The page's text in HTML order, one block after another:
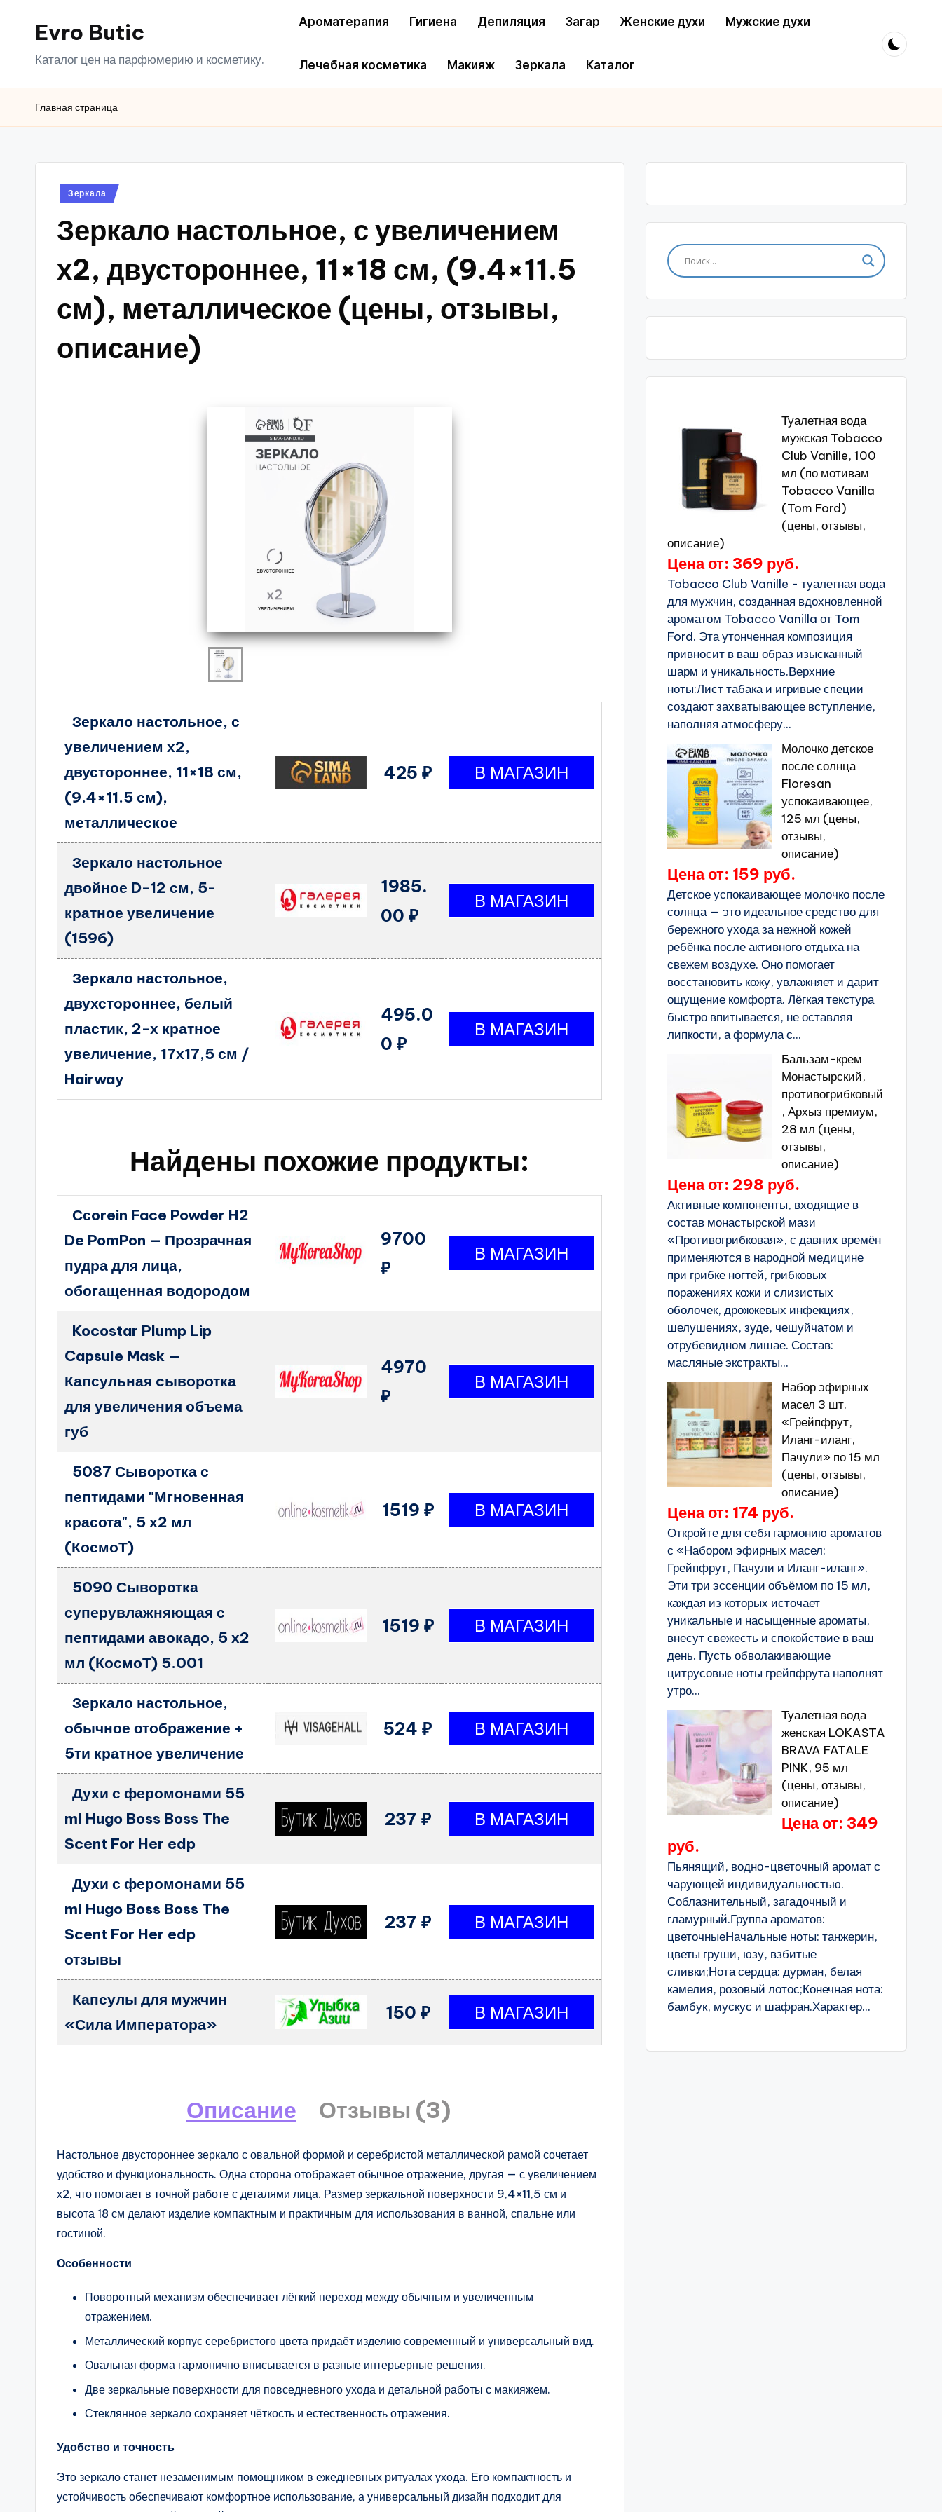
ПерейтиEvro Butic
Каталог цен на парфюмерию и косметику.
Ароматерапия Гигиена Депиляция Загар Женские духи Мужские духи
Лечебная косметика Макияж Зеркала Каталог
Главная страница
Опубликовано
Зеркала
Зеркало настольное, с увеличением
х2, двустороннее, 11×18 см, (9.4×11.5
см), металлическое (цены, отзывы,
описание)
Зеркало настольное, с
увеличением х2,
двустороннее, 11×18 см,
(9.4×11.5 см),
металлическое
425 ₽
Зеркало настольное
двойное D-12 см, 5-
кратное увеличение
(1596)
1985.
00 ₽
Зеркало настольное,
двухстороннее, белый
пластик, 2-х кратное
увеличение, 17х17,5 см /
Hairway
495.0
0 ₽
Найдены похожие продукты:
Ссorein Face Powder H2
De PomPon — Прозрачная
пудра для лица,
обогащенная водородом
9700
₽
Kocostar Plump Lip
Capsule Mask —
Капсульная cыворотка
для увеличения объема
губ
4970
₽
5087 Сыворотка с
пептидами "Мгновенная
красота", 5 х2 мл
(КосмоТ)
1519 ₽
5090 Сыворотка
суперувлажняющая с
пептидами авокадо, 5 х2
мл (КосмоТ) 5.001
1519 ₽
Зеркало настольное,
обычное отображение +
5ти кратное увеличение
524 ₽
Духи с феромонами 55
ml Hugo Boss Boss The
Scent For Her edp
237 ₽
Духи с феромонами 55
ml Hugo Boss Boss The
Scent For Her edp
отзывы
237 ₽
Капсулы для мужчин
«Сила Императора»
150 ₽
Описание Отзывы (3)
Настольное двустороннее зеркало с овальной формой и серебристой металлической рамой сочетает
удобство и функциональность. Одна сторона отображает обычное отражение, другая — с увеличением
х2, что помогает в точной работе с деталями лица. Размер зеркальной поверхности 9,4×11,5 см и
высота 18 см делают изделие компактным и практичным для использования в ванной, спальне или
гостиной.
Особенности
Поворотный механизм обеспечивает лёгкий переход между обычным и увеличенным
отражением.
Металлический корпус серебристого цвета придаёт изделию современный и универсальный вид.
Овальная форма гармонично вписывается в разные интерьерные решения.
Две зеркальные поверхности для повседневного ухода и детальной работы с макияжем.
Стеклянное зеркало сохраняет чёткость и естественность отражения.
Удобство и точность
Это зеркало станет незаменимым помощником в ежедневных ритуалах ухода. Его компактность и
устойчивость обеспечивают комфортное использование, а универсальный дизайн подходит для
Туалетная вода
мужская Tobacco
Club Vanille, 100
мл (по мотивам
Tobacco Vanilla
(Tom Ford)
(цены, отзывы,
описание)
Цена от: 369 руб.
Tobacco Club Vanille - туалетная вода
для мужчин, созданная вдохновленной
ароматом Tobacco Vanilla от Tom
Ford. Эта утонченная композиция
привносит в ваш образ изысканный
шарм и уникальность.Верхние
ноты:Лист табака и игривые специи
создают захватывающее вступление,
наполняя атмосферу...
Молочко детское
после солнца
Floresan
успокаивающее,
125 мл (цены,
отзывы,
описание)
Цена от: 159 руб.
Детское успокаивающее молочко после
солнца — это идеальное средство для
бережного ухода за нежной кожей
ребёнка после активного отдыха на
свежем воздухе. Оно помогает
восстановить кожу, увлажняет и дарит
ощущение комфорта. Лёгкая текстура
быстро впитывается, не оставляя
липкости, а формула с...
Бальзам-крем
Монастырский,
противогрибковый
, Архыз премиум,
28 мл (цены,
отзывы,
описание)
Цена от: 298 руб.
Активные компоненты, входящие в
состав монастырской мази
«Противогрибковая», с давних времён
применяются в народной медицине
при грибке ногтей, грибковых
поражениях кожи и слизистых
оболочек, дрожжевых инфекциях,
шелушениях, зуде, чешуйчатом и
отрубевидном лишае. Состав:
масляные экстракты...
Набор эфирных
масел 3 шт.
«Грейпфрут,
Иланг-иланг,
Пачули» по 15 мл
(цены, отзывы,
описание)
Цена от: 174 руб.
Откройте для себя гармонию ароматов
с «Набором эфирных масел:
Грейпфрут, Пачули и Иланг-иланг».
Эти три эссенции объёмом по 15 мл,
каждая из которых источает
уникальные и насыщенные ароматы,
внесут свежесть и спокойствие в ваш
день. Пусть обволакивающие
цитрусовые ноты грейпфрута наполнят
утро...
Туалетная вода
женская LOKASTA
BRAVA FATALE
PINK, 95 мл
(цены, отзывы,
описание)
Цена от: 349
руб.
Пьянящий, водно-цветочный аромат с
чарующей индивидуальностью.
Соблазнительный, загадочный и
гламурный.Группа ароматов:
цветочныеНачальные ноты: танжерин,
цветы груши, юзу, взбитые
сливки;Нота сердца: дурман, белая
камелия, розовый лотос;Конечная нота:
бамбук, мускус и шафран.Характер...